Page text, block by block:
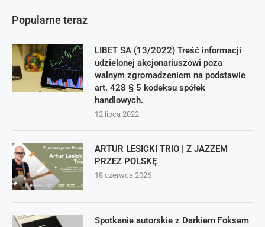
Popularne teraz
LIBET SA (13/2022) Treść informacji
udzielonej akcjonariuszowi poza
walnym zgromadzeniem na podstawie
art. 428 § 5 kodeksu spółek
handlowych.
12 lipca 2022
ARTUR LESICKI TRIO | Z JAZZEM
PRZEZ POLSKĘ
18 czerwca 2026
Spotkanie autorskie z Darkiem Foksem